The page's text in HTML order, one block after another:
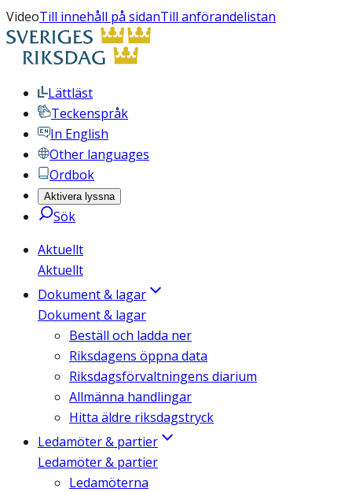
VideoTill innehåll på sidanTill anförandelistan
Lättläst
Teckenspråk
In English
Other languages
Ordbok
Aktivera lyssna
Sök
Aktuellt
Aktuellt
Dokument & lagar
Dokument & lagar
Beställ och ladda ner
Riksdagens öppna data
Riksdagsförvaltningens diarium
Allmänna handlingar
Hitta äldre riksdagstryck
Ledamöter & partier
Ledamöter & partier
Ledamöterna